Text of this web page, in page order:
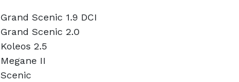
Grand Scenic 1.9 DCI
Grand Scenic 2.0
Koleos 2.5
Megane II
Scenic